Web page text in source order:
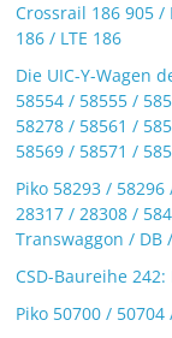
Crossrail 186 905 /
186 / LTE 186
Die UIC-Y-Wagen
58554 / 58555 /
58278 / 58561 /
58569 / 58571 /
Piko 58293 /
28317 / 28308 /
Transwaggon / DB
CSD-Baureihe
Piko 50700 /